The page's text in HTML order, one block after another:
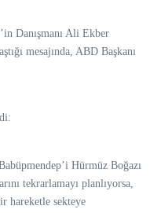
Danışmanı Ali Ekber
mesajında, ABD Başkanı
Hürmüz Boğazı
tekrarlamayı planlıyorsa,
hareketle sekteye